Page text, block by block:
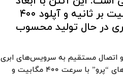
۵۰٫۸ در ۷۶٫۲ سانتی‌متر، قادر به ارائه سرعت دانلود یک گیگابیت بر ثانیه و آپلود ۴۰۰
در حال تولید محسوب
و اتصال مستقیم به سرویس‌های ابری
آمازون را ارائه می‌دهد. این در حالی است که این شرکت دو مدل کوچک‌تر به نام‌های “پرو” با سرعت ۴۰۰ مگابیت و